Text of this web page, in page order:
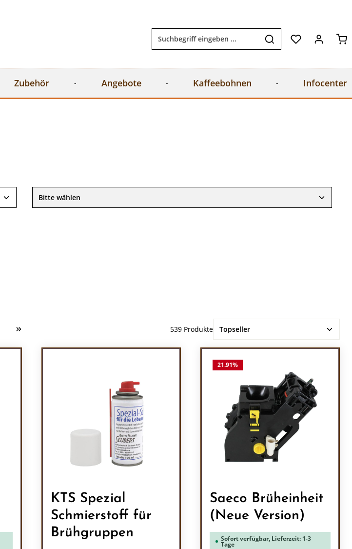
Zubehör Angebote Kaffeebohnen Infocenter
539 Produkte
KTS Spezial
Schmierstoff für
Brühgruppen
21.91%
Saeco Brüheinheit
(Neue Version)
Sofort verfügbar, Lieferzeit: 1-3
Tage